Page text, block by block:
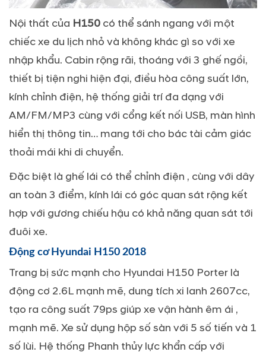
Nội thất của H150 có thể sánh ngang với một
chiếc xe du lịch nhỏ và không khác gì so với xe
nhập khẩu. Cabin rộng rãi, thoáng với 3 ghế ngồi,
thiết bị tiện nghi hiện đại, điều hòa công suất lớn,
kính chỉnh điện, hệ thống giải trí đa dạng với
AM/FM/MP3 cùng với cổng kết nối USB, màn hình
hiển thị thông tin… mang tới cho bác tài cảm giác
thoải mái khi di chuyển.
Đặc biệt là ghế lái có thể chỉnh điện , cùng với dây
an toàn 3 điểm, kính lái có góc quan sát rộng kết
hợp với gương chiếu hậu có khả năng quan sát tới
đuôi xe.
Động cơ Hyundai H150 2018
Trang bị sức mạnh cho Hyundai H150 Porter là
động cơ 2.6L mạnh mẽ, dung tích xi lanh 2607cc,
tạo ra công suất 79ps giúp xe vận hành êm ái ,
mạnh mẽ. Xe sử dụng hộp số sàn với 5 số tiến và 1
số lùi. Hệ thống Phanh thủy lực khẩn cấp với